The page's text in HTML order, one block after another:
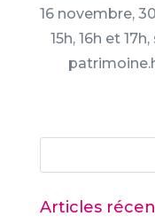
16 novembre,
15h, 16h et
Articles